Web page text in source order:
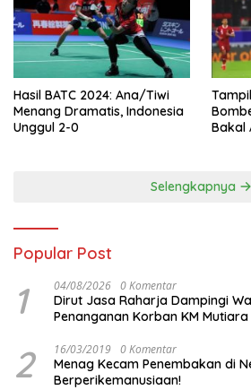
Hasil BATC 2024: Ana/Tiwi
Menang Dramatis, Indonesia
Unggul 2-0
Bakal
Selengkapnya
Popular Post
1 04/08/2026 0 Komentar
Dirut Jasa Raharja Dampingi
Penanganan Korban KM Mutiara
2 16/03/2019 0 Komentar
Menag Kecam Penembakan di
Berperikemanusiaan!